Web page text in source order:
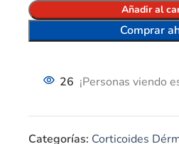
Añadir al
Comprar
26 ¡Personas viendo
Categorías: Corticoides